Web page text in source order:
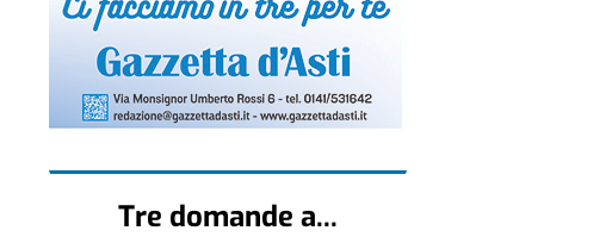
Tre domande a...